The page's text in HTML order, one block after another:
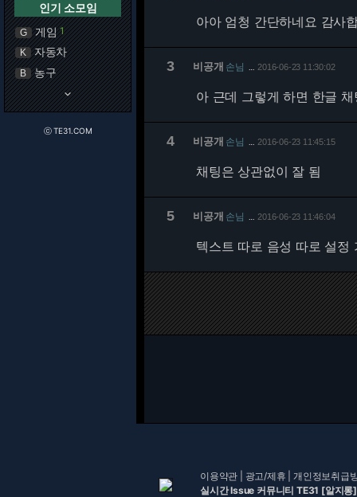
인기 소모임
G 게임 1
K 자동차
B 농구
keyboard_arrow_down
ⓒ TE31.COM
아아 엄청 간단하네요 감사
3 비공개 손님 2016-06-23 11:30:02
아 근데 그렇게 하면 한글
4 비공개 손님 2016-06-23 11:45:15
채팅은 상관없이 잘 됨
5 비공개 손님 2016-06-23 11:46:04
텍스트 따로 음성 따로 설정
이용약관 광고/제휴 |개인정보취급
실시간 Issue 커뮤니티 TE31 [알지